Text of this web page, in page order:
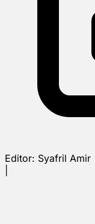
Editor: Syafril Amir